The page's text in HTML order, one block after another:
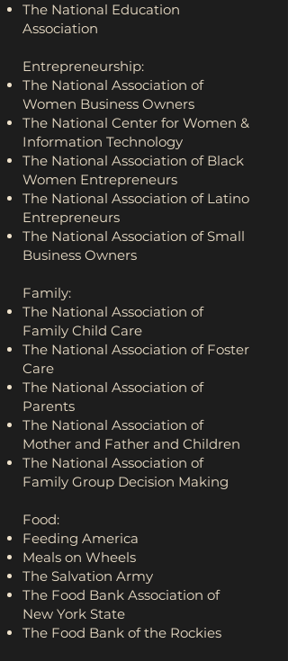
The National Education
Association
Entrepreneurship:
The National Association of
Women Business Owners
The National Center for Women &
Information Technology
The National Association of Black
Women Entrepreneurs
The National Association of Latino
Entrepreneurs
The National Association of Small
Business Owners
Family:
The National Association of
Family Child Care
The National Association of Foster
Care
The National Association of
Parents
The National Association of
Mother and Father and Children
The National Association of
Family Group Decision Making
Food:
Feeding America
Meals on Wheels
The Salvation Army
The Food Bank Association of
New York State
The Food Bank of the Rockies